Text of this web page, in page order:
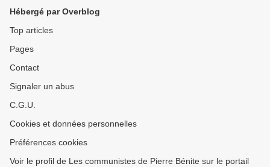
Hébergé par Overblog
Top articles
Pages
Contact
Signaler un abus
C.G.U.
Cookies et données personnelles
Préférences cookies
Voir le profil de Les communistes de Pierre Bénite sur le portail